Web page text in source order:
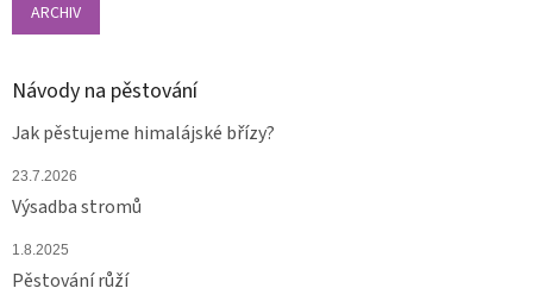
ARCHIV
Návody na pěstování
Jak pěstujeme himalájské břízy?
23.7.2026
Výsadba stromů
1.8.2025
Pěstování růží